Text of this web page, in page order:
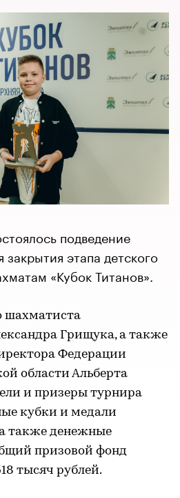
подведение
этапа детского
«Кубок Титанов».
шахматиста
Грищука, а также
Федерации
области Альберта
и призеры турнира
кубки и медали
также денежные
призовой фонд
тысяч рублей.